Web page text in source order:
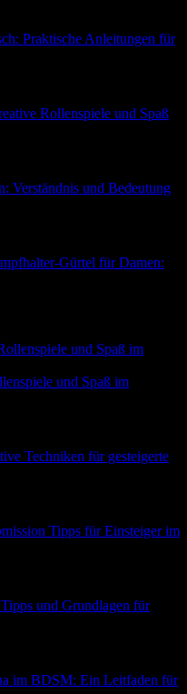
Praktische Anleitungen für
Rollenspiele und Spaß
Verständnis und Bedeutung
Gürtel für Damen:
und Spaß im
Techniken für gesteigerte
Tipps für Einsteiger im
und Grundlagen für
im BDSM: Ein Leitfaden für